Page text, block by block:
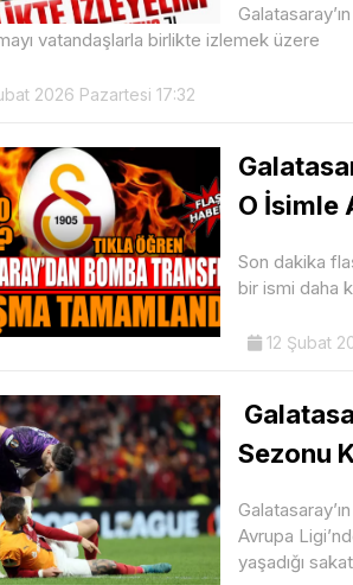
vatandaşlarla birlikte izlemek üzere
2026 Pazartesi 17:32
O İsimle
Son dakika
bir ismi daha
12 Şubat
Sezonu
Avrupa
yaşadığı